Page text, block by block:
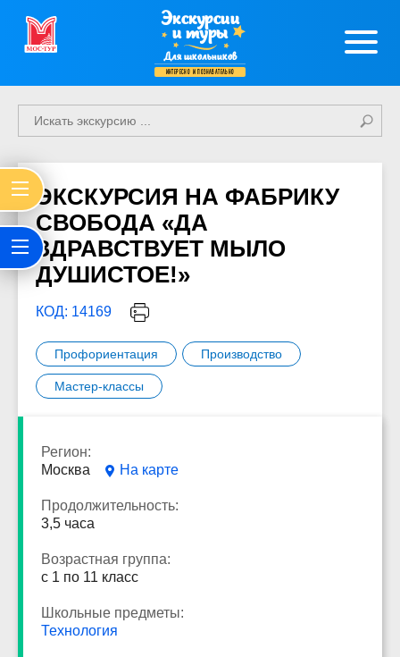
Экскурсии
и туры
Для школьников
интересно и познавательно
ЭКСКУРСИЯ НА ФАБРИКУ
СВОБОДА «ДА
ЗДРАВСТВУЕТ МЫЛО
ДУШИСТОЕ!»
КОД: 14169
Профориентация Производство
Мастер-классы
Регион:
Москва
На карте
Продолжительность:
3,5 часа
Возрастная группа:
с 1 по 11 класс
Школьные предметы:
Технология